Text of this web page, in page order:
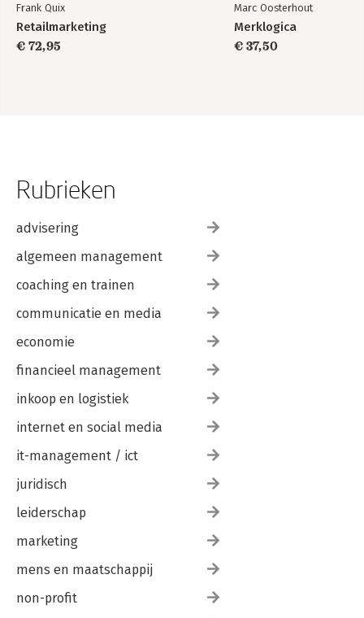
Frank Quix
Retailmarketing
€ 72,95
Marc Oosterhout
Merklogica
€ 37,50
Rubrieken
advisering
algemeen management
coaching en trainen
communicatie en media
economie
financieel management
inkoop en logistiek
internet en social media
it-management / ict
juridisch
leiderschap
marketing
mens en maatschappij
non-profit